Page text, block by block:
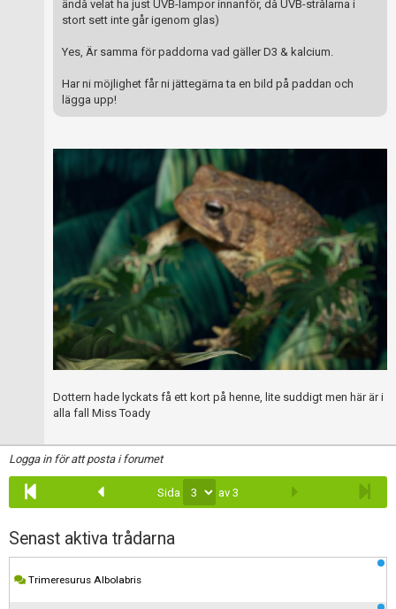
ändå velat ha just UVB-lampor innanför, då UVB-strålarna i
stort sett inte går igenom glas)
Yes, Är samma för paddorna vad gäller D3 & kalcium.
Har ni möjlighet får ni jättegärna ta en bild på paddan och
lägga upp!
Dottern hade lyckats få ett kort på henne, lite suddigt men här är i
alla fall Miss Toady
Logga in för att posta i forumet
Sida av 3
Senast aktiva trådarna
Trimeresurus Albolabris